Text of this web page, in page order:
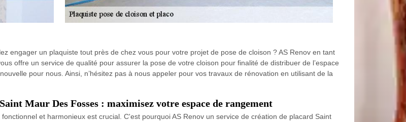
engager un plaquiste tout près de chez vous pour votre projet de pose de cloison ? AS Renov en tant
offre un service de qualité pour assurer la pose de votre cloison pour finalité de distribuer de l’espace
pour nous. Ainsi, n’hésitez pas à nous appeler pour vos travaux de rénovation en utilisant de la
Maur Des Fosses : maximisez votre espace de rangement
et harmonieux est crucial. C'est pourquoi AS Renov un service de création de placard Saint